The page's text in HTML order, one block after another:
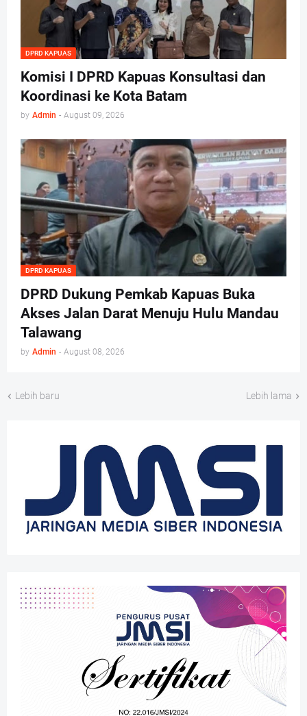
DPRD KAPUAS
Komisi I DPRD Kapuas Konsultasi dan
Koordinasi ke Kota Batam
by Admin - August 09, 2026
DPRD KAPUAS
DPRD Dukung Pemkab Kapuas Buka
Akses Jalan Darat Menuju Hulu Mandau
Talawang
by Admin - August 08, 2026
Lebih baru Lebih lama